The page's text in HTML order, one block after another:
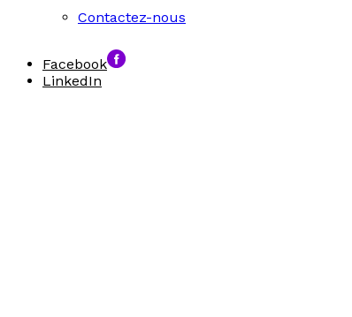
Contactez-nous
Facebook
LinkedIn